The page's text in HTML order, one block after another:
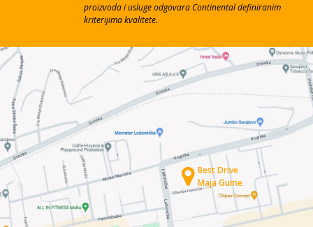
proizvoda i usluge odgovara Continental definiranim
kriterijima kvalitete.
Best Drive
Maja Gume